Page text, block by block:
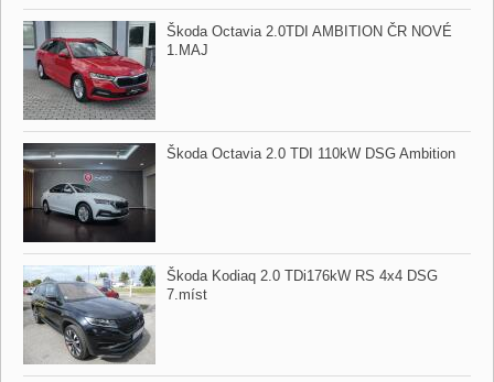
Škoda Octavia 2.0TDI AMBITION ČR NOVÉ
1.MAJ
Škoda Octavia 2.0 TDI 110kW DSG Ambition
Škoda Kodiaq 2.0 TDi176kW RS 4x4 DSG
7.míst